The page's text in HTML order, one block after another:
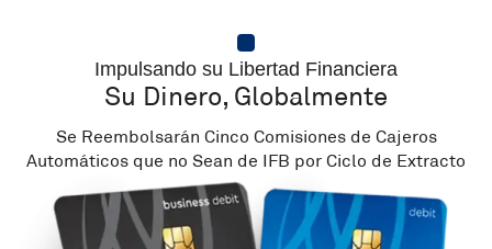
Impulsando su Libertad Financiera
Su Dinero, Globalmente
Se Reembolsarán Cinco Comisiones de Cajeros
Automáticos que no Sean de IFB por Ciclo de Extracto